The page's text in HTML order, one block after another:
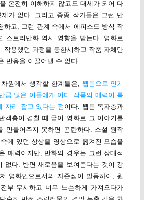
온전히 이해하지 않고도 대세가 되어 다
가 없다. 그리고 종종 작가들은 그런 반
하고, 그런 관계 속에서 에피소드 방식 작
스토리만화 역시 영향을 받는다. 영화로
작용했던 과정을 등한시하고 작품 자체만
반응을 이끌어낼 수 없다.
원에서 생각할 한계들은, 웹툰으로 인기
큼 많은 이들에게 이미 작품의 매력이 특
자리 잡고 있다는 점 이다. 웹툰 독자층과
객층이 겹칠 때 굳이 영화로 그 이야기를
만들어주지 못하면 곤란하다. 소설 원작
에 있던 상상을 영상으로 옮겨진 모습을
매력이지만, 만화의 경우는 그런 상대적
없다. 반면 새로움을 보여준다는 것이 강
영화인으로서의 자존심이 발동하여, 원
부 무시하고 너무 느슨하게 가져오다가